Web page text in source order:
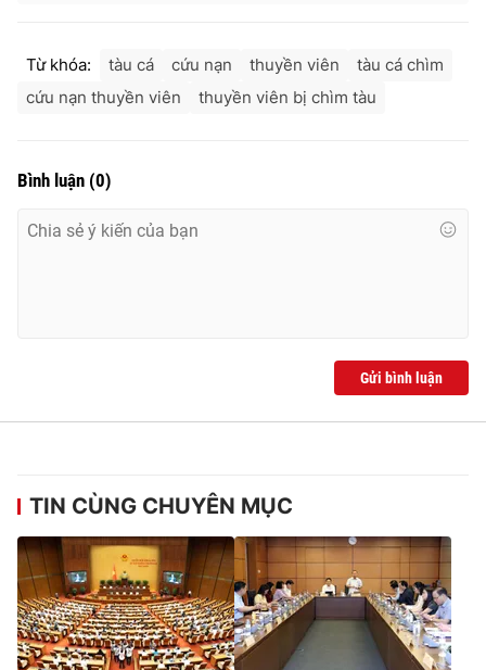
® Cấm sao chép dưới mọi hình thức nếu không có sự chấp
thuận bằng văn bản. Ghi rõ nguồn VTV.vn khi phát hành lại
Từ khóa: tàu cá cứu nạn thuyền viên
tàu cá chìm
cứu nạn thuyền viên
thuyền viên bị chìm tàu
Bình luận (0)
Gửi bình luận
TIN CÙNG CHUYÊN MỤC